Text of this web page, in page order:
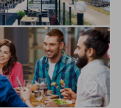
favorite_border